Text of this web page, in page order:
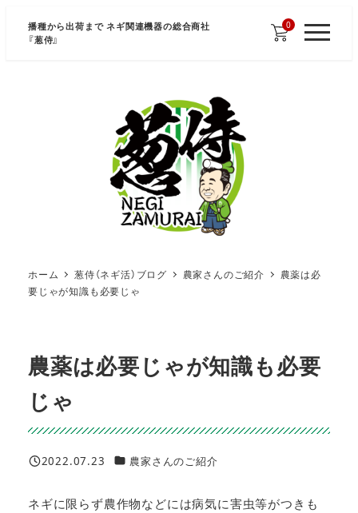
播種から出荷まで ネギ関連機器の総合商社
『葱侍』
0
ホーム 葱侍（ネギ活）ブログ 農家さんのご紹介
農薬は必
要じゃが知識も必要じゃ
農薬は必要じゃが知識も必要
じゃ
投稿日
2022.07.23 カテゴリー
農家さんのご紹介
ネギに限らず農作物などには病気に害虫等がつきも